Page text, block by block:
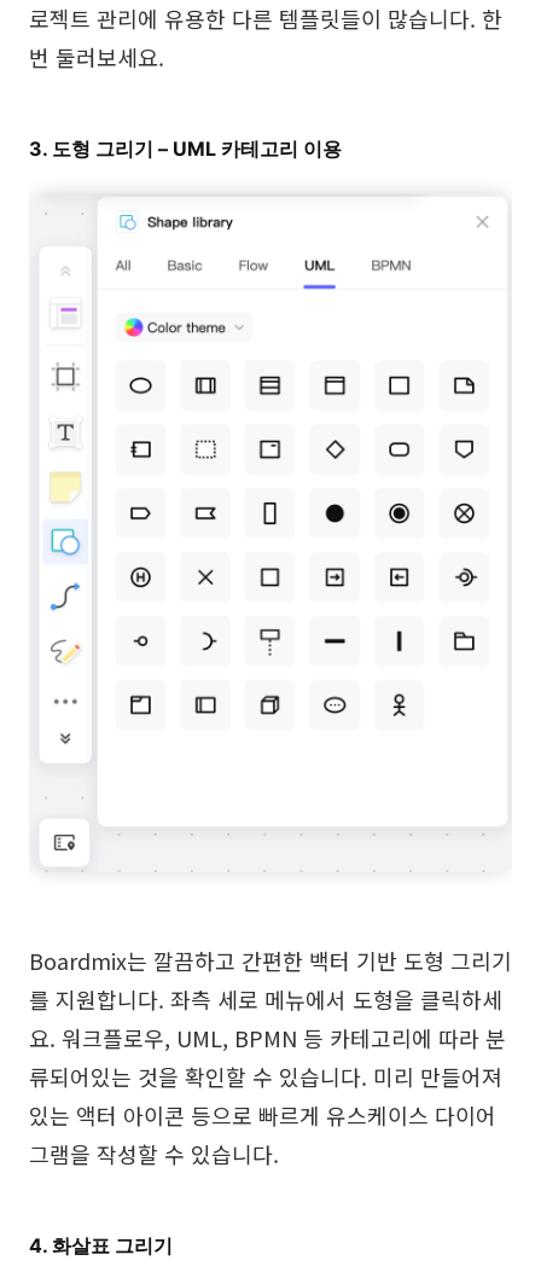
로젝트 관리에 유용한 다른 템플릿들이 많습니다. 한
번 둘러보세요.
3. 도형 그리기 – UML 카테고리 이용
Boardmix는 깔끔하고 간편한 백터 기반 도형 그리기
를 지원합니다. 좌측 세로 메뉴에서 도형을 클릭하세
요. 워크플로우, UML, BPMN 등 카테고리에 따라 분
류되어있는 것을 확인할 수 있습니다. 미리 만들어져
있는 액터 아이콘 등으로 빠르게 유스케이스 다이어
그램을 작성할 수 있습니다.
4. 화살표 그리기